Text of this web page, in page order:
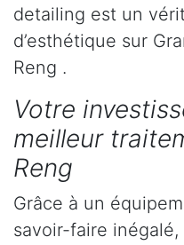
detailing est un
d’esthétique sur
Reng .
Votre
meilleur
Reng
Grâce à un
savoir-faire inégalé,